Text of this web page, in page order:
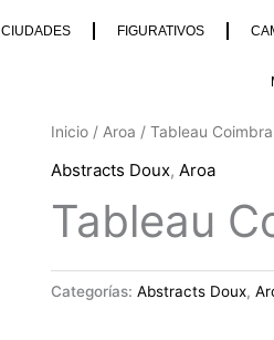
CIUDADES FIGURATIVOS
Inicio / Aroa / Tableau Coimbra
Abstracts Doux, Aroa
Tableau
Categorías:Abstracts Doux,